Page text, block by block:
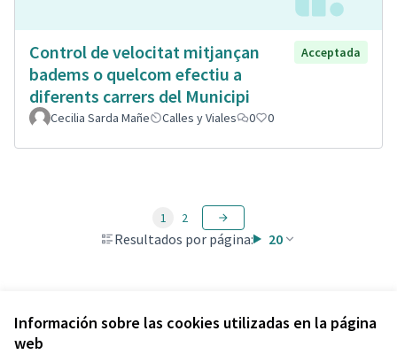
Información sobre las cookies utilizadas en la página
web
Control de velocitat mitjançan
badems o quelcom efectiu a
diferents carrers del Municipi
Acceptada
Cecilia Sarda Mañe Calles y Viales 0 0
Resultados por página: 20
1 2
Ver todas las propuestas retiradas